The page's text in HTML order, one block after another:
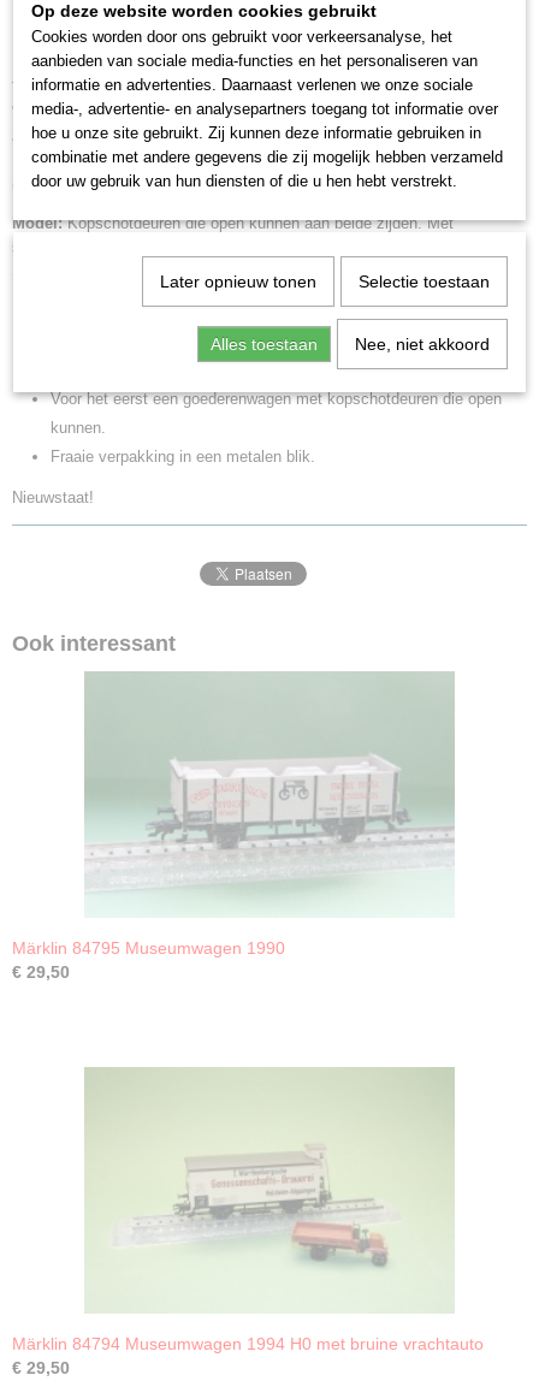
Schaal
H0 (1:87)
Staat
Gebruikt
Porsche Typ 356
Tweeassige gesloten goederenwagen van verwisselbaar type Glt 23
"Dresden", zonder handrem, met hoge kopschotdeuren met twee vleugels
aan beide uiteindes van de wagen. Particuliere wagen van de firma
Porsche, Stuttgart-Zuffenhausen, ingezet door de Deutsche Bundesbahn
(DB). Personenauto Porsche 356. Zoals in gebruik rond 1959.
Model:Kopschotdeuren die open kunnen aan beide zijden. Met
schoorwerk en extra treeplanken. Lengte over de buffers 13,9 cm.
Schuco-model van een personenauto Porsche 356 wordt meegeleverd.
Voor het eerst een goederenwagen met kopschotdeuren die open
kunnen.
Fraaie verpakking in een metalen blik.
Nieuwstaat!
Ook interessant
Märklin 84795 Museumwagen 1990
€ 29,50
Märklin 84794 Museumwagen 1994 H0 met bruine vrachtauto
€ 29,50
Op deze website worden cookies gebruikt
Cookies worden door ons gebruikt voor verkeersanalyse, het
aanbieden van sociale media-functies en het personaliseren van
informatie en advertenties. Daarnaast verlenen we onze sociale
media-, advertentie- en analysepartners toegang tot informatie over
hoe u onze site gebruikt. Zij kunnen deze informatie gebruiken in
combinatie met andere gegevens die zij mogelijk hebben verzameld
door uw gebruik van hun diensten of die u hen hebt verstrekt.
Later opnieuw tonen Selectie toestaan
Alles toestaan Nee, niet akkoord